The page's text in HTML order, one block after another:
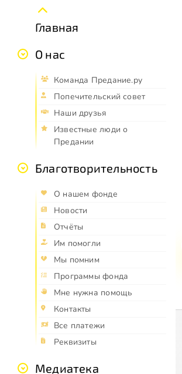
Главная
О нас
Команда Предание.ру
Попечительский совет
Наши друзья
Известные люди о
Предании
Благотворительность
О нашем фонде
Новости
Отчёты
Им помогли
Мы помним
Программы фонда
Мне нужна помощь
Контакты
Все платежи
Реквизиты
Медиатека